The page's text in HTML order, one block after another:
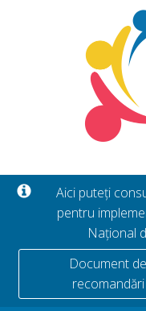
Aici puteți
pentru
Național
Document de
recomandări